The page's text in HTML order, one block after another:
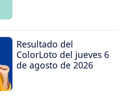
Resultado del
ColorLoto del jueves 6
de agosto de 2026